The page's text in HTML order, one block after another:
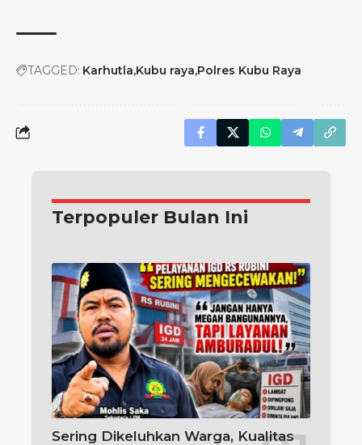
TAGGED: Karhutla Kubu raya Polres Kubu Raya
Terpopuler Bulan Ini
Sering Dikeluhkan Warga, Kualitas